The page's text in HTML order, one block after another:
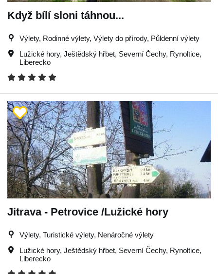
Když bílí sloni táhnou...
Výlety, Rodinné výlety, Výlety do přírody, Půldenní výlety
Lužické hory, Ještědský hřbet, Severní Čechy, Rynoltice,
Liberecko
Jitrava - Petrovice /Lužické hory
Výlety, Turistické výlety, Nenáročné výlety
Lužické hory, Ještědský hřbet, Severní Čechy, Rynoltice,
Liberecko